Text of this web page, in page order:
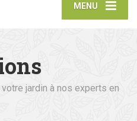
MENU
jardin à nos experts en